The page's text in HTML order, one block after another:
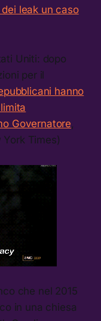
leak un caso
Uniti: dopo
per il
hanno
Governatore,
Times)
che nel 2015
in una chiesa